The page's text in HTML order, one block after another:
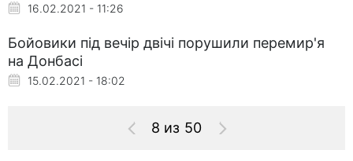
16.02.2021 - 11:26
Бойовики під вечір двічі порушили перемир'я
на Донбасі
15.02.2021 - 18:02
8 из 50